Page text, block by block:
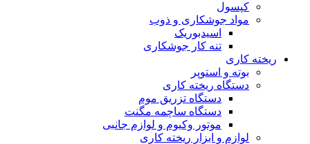
کپسول
مواد جوشکاری و ذوب
اسیدبوریک
تنه کار جوشکاری
ریخته کاری
بوته و استوپر
دستگاه ریخته کاری
دستگاه تزریق موم
دستگاه ساچمه مگنت
موتور وکیوم و لوازم جانبی
لوازم و ابزار ریخته کاری